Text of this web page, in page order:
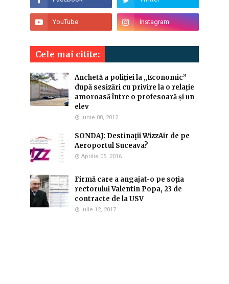
Cele mai citite:
Anchetă a poliției la „Economic”
după sesizări cu privire la o relație
amoroasă între o profesoară și un
elev
Iunie 08, 2012
SONDAJ: Destinaţii WizzAir de pe
Aeroportul Suceava?
Aprilie 05, 2016
Firmă care a angajat-o pe soția
rectorului Valentin Popa, 23 de
contracte de la USV
Iulie 12, 2017